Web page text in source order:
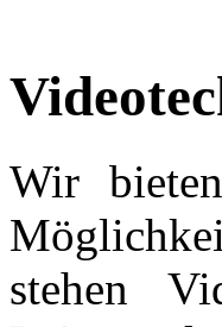
Wir
stehen